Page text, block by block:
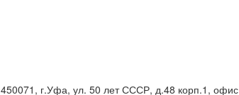
450071, г.Уфа, ул. 50 лет СССР, д.48 корп.1, офис